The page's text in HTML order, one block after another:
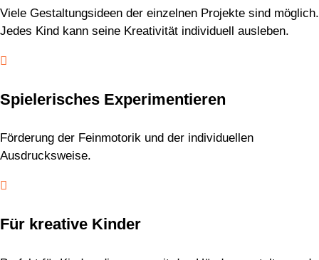
Viele Gestaltungsideen der einzelnen Projekte sind möglich.
Jedes Kind kann seine Kreativität individuell ausleben.

Spielerisches Experimentieren
Förderung der Feinmotorik und der individuellen
Ausdrucksweise.

Für kreative Kinder